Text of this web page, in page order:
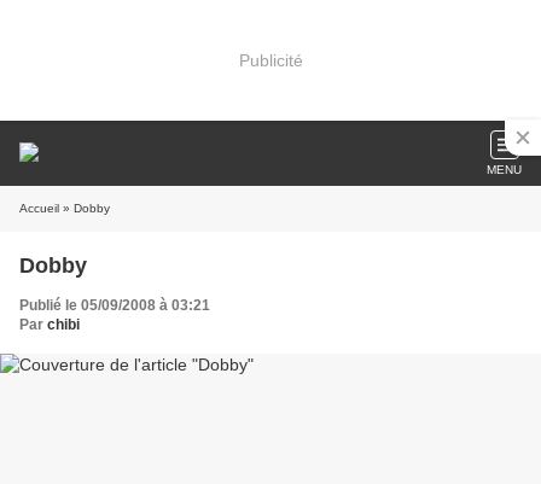
Publicité
MENU
Accueil » Dobby
Dobby
Publié le 05/09/2008 à 03:21
Par chibi